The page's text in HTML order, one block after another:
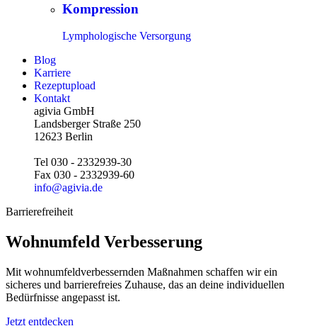
Kompression
Lymphologische Versorgung
Blog
Karriere
Rezeptupload
Kontakt
agivia GmbH
Landsberger Straße 250
12623 Berlin
Tel 030 - 2332939-30
Fax 030 - 2332939-60
info@agivia.de
Barrierefreiheit
Wohnumfeld Verbesserung
Mit wohnumfeldverbessernden Maßnahmen schaffen wir ein
sicheres und barrierefreies Zuhause, das an deine individuellen
Bedürfnisse angepasst ist.
Jetzt entdecken